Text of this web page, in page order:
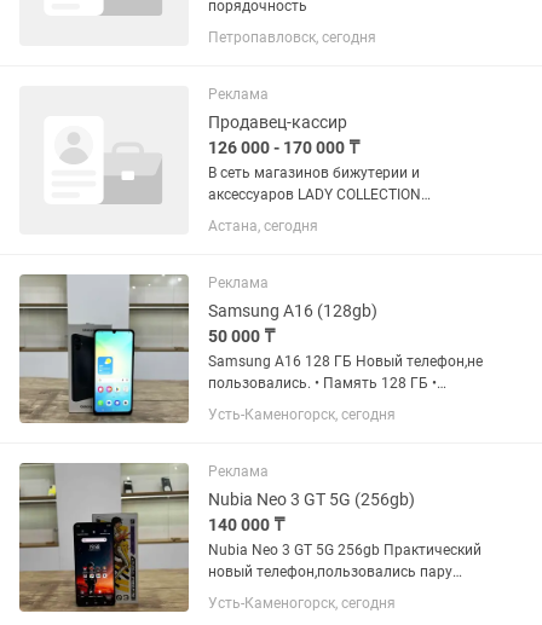
порядочность
Петропавловск, сегодня
Реклама
Продавец-кассир
126 000 - 170 000 ₸
В сеть магазинов бижутерии и
аксессуаров LADY COLLECTION
требуется: 📌Продавец-кассир 📍ТРЦ
Keruen City 💰Зарплата:
с 09:30 до 22:00 🗒Условия:
Официальное...
Астана, сегодня
Реклама
Samsung A16 (128gb)
50 000 ₸
Samsung A16 128 ГБ Новый телефон,не
пользовались. • Память 128 ГБ •
Оперативная память 4 ГБ •
Аккумулятор 5000 mAh • Камера 50 МП
проверен, без технических...
Усть-Каменогорск, сегодня
Реклама
Nubia Neo 3 GT 5G (256gb)
140 000 ₸
Nubia Neo 3 GT 5G 256gb Практический
новый телефон,пользовались пару
недель • Память 256 ГБ • Оперативная
память 12 ГБ • Емкость аккумулятора
Усть-Каменогорск, сегодня